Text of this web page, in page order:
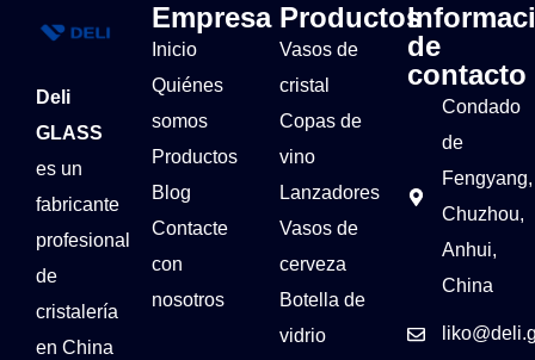
Deli
GLASS
es un
fabricante
profesional
de
cristalería
en China
Empresa
Inicio
Quiénes
somos
Productos
Blog
Contacte
con
nosotros
Productos
Vasos de
cristal
Copas de
vino
Lanzadores
Vasos de
cerveza
Botella de
vidrio
de
contacto
Condado
de
Fengyang,
Chuzhou,
Anhui,
China